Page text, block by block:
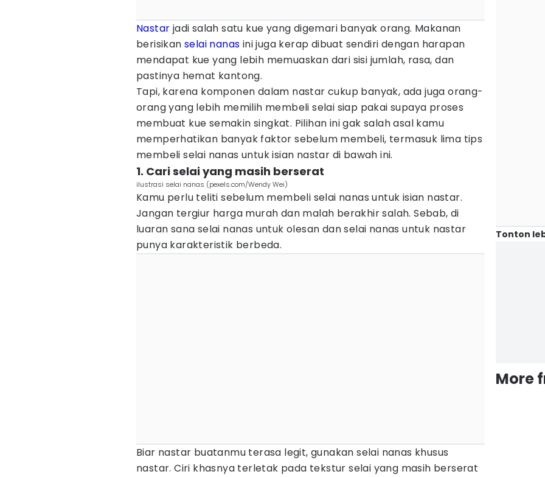
Nastar jadi salah satu kue yang digemari banyak orang. Makanan
berisikanselai nanas ini juga kerap dibuat sendiri dengan harapan
mendapat kue yang lebih memuaskan dari sisi jumlah, rasa, dan
pastinya hemat kantong.
Tapi, karena komponen dalam nastar cukup banyak, ada juga orang-
orang yang lebih memilih membeli selai siap pakai supaya proses
membuat kue semakin singkat. Pilihan ini gak salah asal kamu
memperhatikan banyak faktor sebelum membeli, termasuk lima tips
membeli selai nanas untuk isian nastar di bawah ini.
1. Cari selai yang masih berserat
ilustrasi selai nanas (pexels.com/Wendy Wei)
Kamu perlu teliti sebelum membeli selai nanas untuk isian nastar.
Jangan tergiur harga murah dan malah berakhir salah. Sebab, di
luaran sana selai nanas untuk olesan dan selai nanas untuk nastar
punya karakteristik berbeda.
Biar nastar buatanmu terasa legit, gunakan selai nanas khusus
nastar. Ciri khasnya terletak pada tekstur selai yang masih berserat
Tonton
More